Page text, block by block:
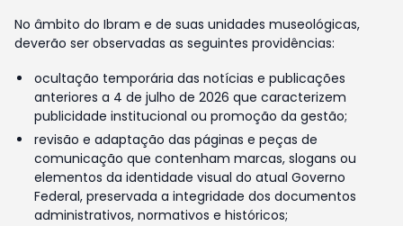
No âmbito do Ibram e de suas unidades museológicas,
deverão ser observadas as seguintes providências:
ocultação temporária das notícias e publicações
anteriores a 4 de julho de 2026 que caracterizem
publicidade institucional ou promoção da gestão;
revisão e adaptação das páginas e peças de
comunicação que contenham marcas, slogans ou
elementos da identidade visual do atual Governo
Federal, preservada a integridade dos documentos
administrativos, normativos e históricos;